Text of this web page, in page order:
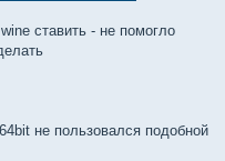
ставить - не помогло
не пользовался подобной